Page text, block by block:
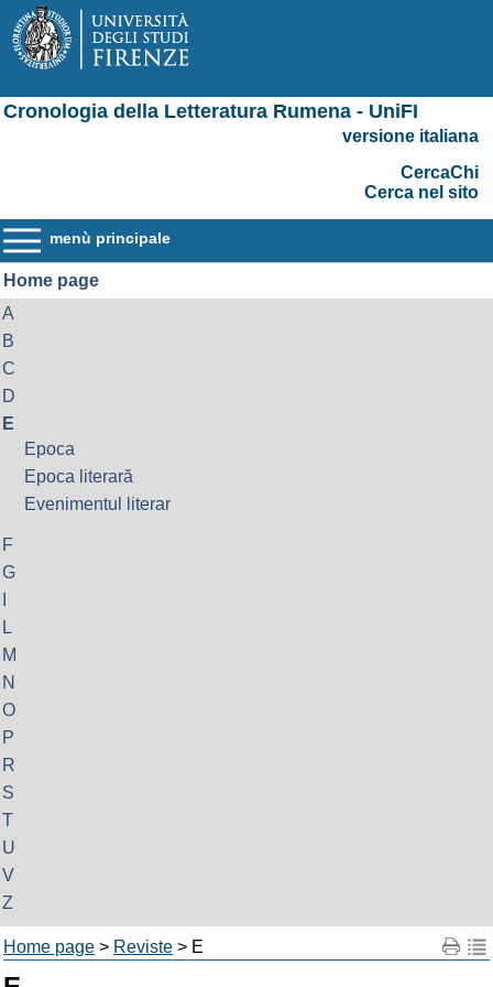
Cronologia della Letteratura Rumena - UniFI
versione italiana
CercaChi
Cerca nel sito
menù principale
Home page
A
B
C
D
E
Epoca
Epoca literară
Evenimentul literar
F
G
L
M
N
O
P
R
S
T
U
V
Z
Home page > Reviste > E